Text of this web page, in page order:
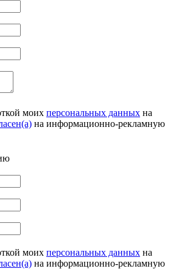
моих персональных данных на
на информационно-рекламную
моих персональных данных на
на информационно-рекламную